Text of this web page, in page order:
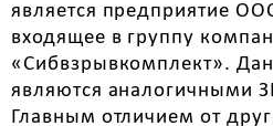
является предприятие
входящее в группу
«Сибвзрывкомплект».
являются аналогичными
Главным отличием от